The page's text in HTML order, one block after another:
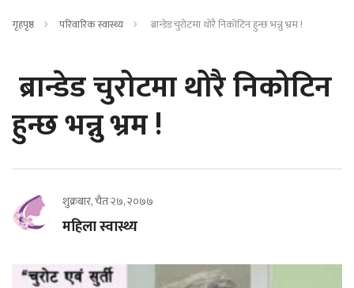
गृहपृष्ठ परिवारिक स्वास्थ्य ब्रान्डेड चुरोटमा थोरै निकोटिन हुन्छ भन्नु भ्रम !
ब्रान्डेड चुरोटमा थोरै निकोटिन
हुन्छ भन्नु भ्रम !
शुक्रबार, चैत २७, २०७७
महिला स्वास्थ्य